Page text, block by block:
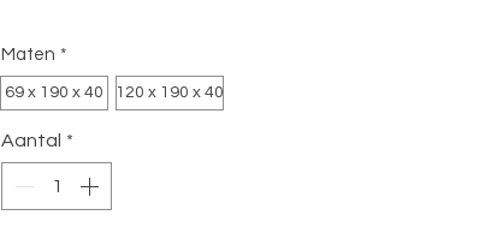
Maten *
69 x 190 x 40 120 x 190 x 40
Aantal *